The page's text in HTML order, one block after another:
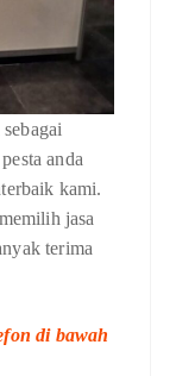
anda
kami.
jasa
terima
di bawah